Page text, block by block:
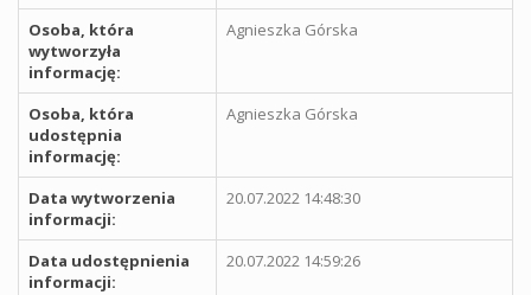
Osoba, która
wytworzyła
informację:
Agnieszka Górska
Osoba, która
udostępnia
informację:
Agnieszka Górska
Data wytworzenia
informacji:
20.07.2022 14:48:30
Data udostępnienia
informacji:
20.07.2022 14:59:26